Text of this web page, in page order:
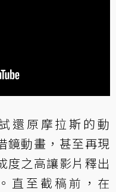
還原摩拉斯的動
鏡動畫，甚至再現
度之高讓影片釋出
直至截稿前，在